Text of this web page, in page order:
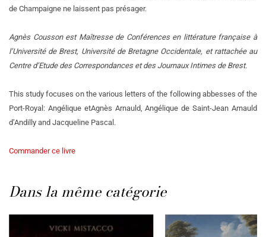
de Champaigne ne laissent pas présager.
Agnès Cousson est Maîtresse de Conférences en littérature française à
l’Université de Brest, Université de Bretagne Occidentale, et rattachée au
Centre d’Etude des Correspondances et des Journaux Intimes de Brest.
This study focuses on the various letters of the following abbesses ofthe
Port-Royal: Angélique etAgnès Arnauld, Angélique de Saint-Jean Arnauld
d’Andilly and Jacqueline Pascal.
Commander ce livre
Dans la même catégorie